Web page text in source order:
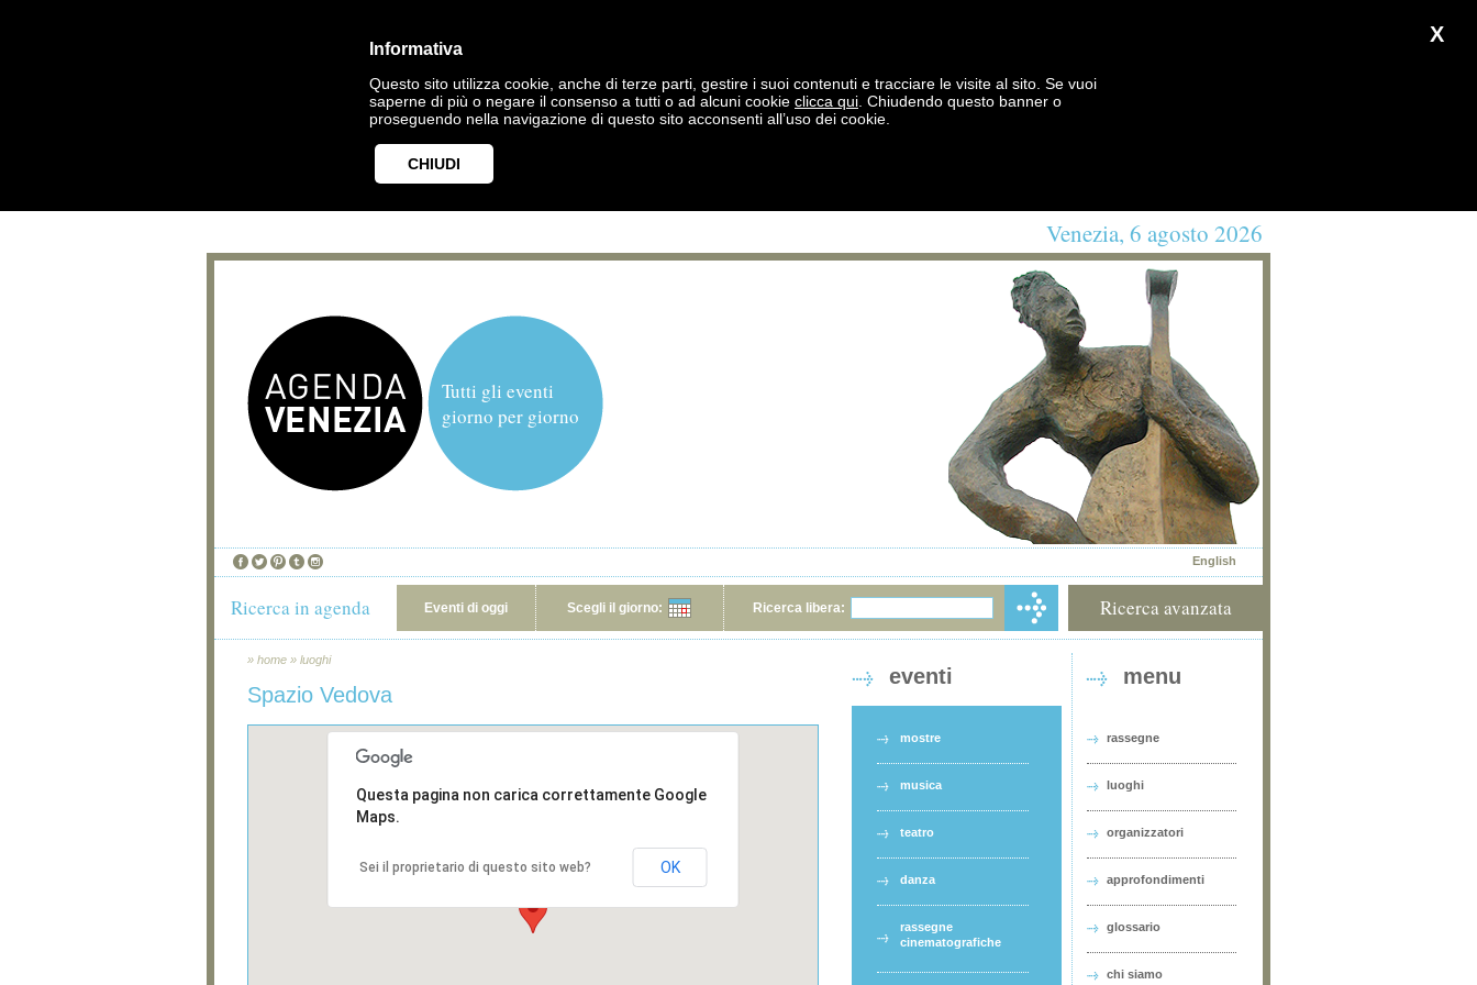
X
Informativa
Questo sito utilizza cookie, anche di terze parti, gestire i suoi contenuti e tracciare le visite al sito. Se vuoi
saperne di più o negare il consenso a tutti o ad alcuni cookie clicca qui . Chiudendo questo banner o
proseguendo nella navigazione di questo sito acconsenti all’uso dei cookie.
CHIUDI
Venezia, 6 agosto 2026
Tutti gli eventi
giorno per giorno
English
Ricerca in agenda Eventi di oggi Scegli il giorno: Ricerca libera: Ricerca avanzata
» home » luoghi
Spazio Vedova
Questa pagina non carica correttamente Google
Maps.
Sei il proprietario di questo sito web? OK
eventi
mostre
musica
teatro
danza
rassegne
cinematografiche
menu
rassegne
luoghi
organizzatori
approfondimenti
glossario
chi siamo